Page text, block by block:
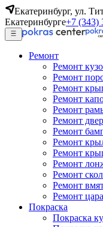
Екатеринбург, ул.
Екатеринбурге+7 (343)
Ремонт
Ремонт
Ремонт
Ремонт
Ремонт
Ремонт
Ремонт
Ремонт
Ремонт
Ремонт
Ремонт
Ремонт
Ремонт
Ремонт
Покраска
Покраска